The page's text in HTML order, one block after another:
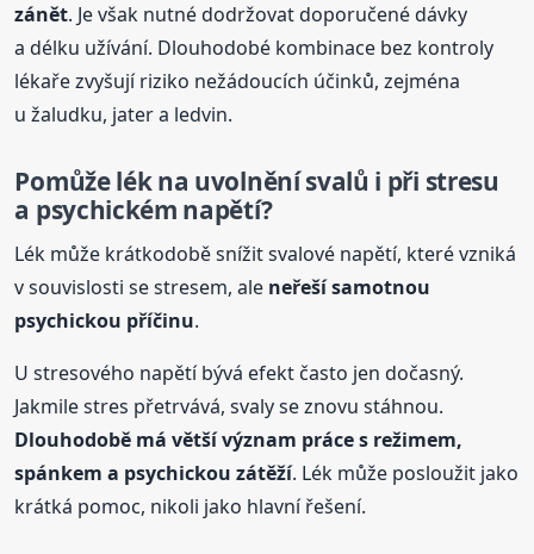
zánět. Je však nutné dodržovat doporučené dávky
a délku užívání. Dlouhodobé kombinace bez kontroly
lékaře zvyšují riziko nežádoucích účinků, zejména
u žaludku, jater a ledvin.
Pomůže lék na uvolnění svalů i při stresu
a psychickém napětí?
Lék může krátkodobě snížit svalové napětí, které vzniká
v souvislosti se stresem, ale neřeší samotnou
psychickou příčinu.
U stresového napětí bývá efekt často jen dočasný.
Jakmile stres přetrvává, svaly se znovu stáhnou.
Dlouhodobě má větší význam práce s režimem,
spánkem a psychickou zátěží. Lék může posloužit jako
krátká pomoc, nikoli jako hlavní řešení.